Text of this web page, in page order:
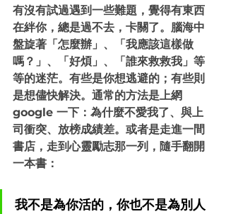
有沒有試過遇到一些難題，覺得有東西
在絆你，總是過不去，卡關了。腦海中
盤旋著「怎麼辦」、「我應該這樣做
嗎？」、「好煩」、「誰來救救我」等
等的迷茫。有些是你想逃避的；有些則
是想儘快解決。通常的方法是上網
google 一下：為什麼不愛我了、與上
司衝突、放榜成績差。或者是走進一間
書店，走到心靈勵志那一列，隨手翻開
一本書：
我不是為你活的，你也不是為別人